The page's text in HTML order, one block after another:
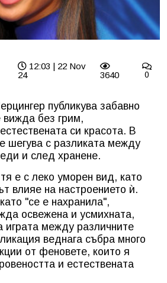
12:03 | 22 Nov
24
3640 0
публикува забавно
вижда без грим,
си красота. В
шегува с разликата между
и след хранене.
е с леко уморен вид, като
влияе на настроението ѝ.
"се е нахранила",
освежена и усмихната,
играта между различните
веднага събра много
от феновете, които я
и естествената